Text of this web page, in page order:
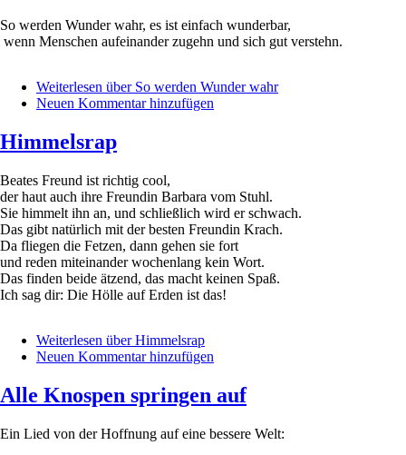
So werden Wunder wahr, es ist einfach wunderbar,
wenn Menschen aufeinander zugehn und sich gut verstehn.
Weiterlesen über So werden Wunder wahr
Neuen Kommentar hinzufügen
Himmelsrap
Beates Freund ist richtig cool,
der haut auch ihre Freundin Barbara vom Stuhl.
Sie himmelt ihn an, und schließlich wird er schwach.
Das gibt natürlich mit der besten Freundin Krach.
Da fliegen die Fetzen, dann gehen sie fort
und reden miteinander wochenlang kein Wort.
Das finden beide ätzend, das macht keinen Spaß.
Ich sag dir: Die Hölle auf Erden ist das!
Weiterlesen über Himmelsrap
Neuen Kommentar hinzufügen
Alle Knospen springen auf
Ein Lied von der Hoffnung auf eine bessere Welt: